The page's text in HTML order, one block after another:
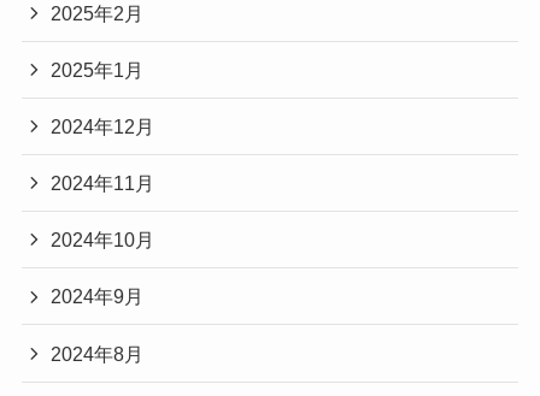
2025年2月
2025年1月
2024年12月
2024年11月
2024年10月
2024年9月
2024年8月